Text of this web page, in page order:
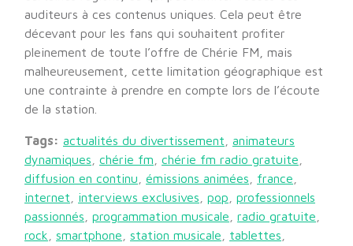
auditeurs à ces contenus uniques. Cela peut être
décevant pour les fans qui souhaitent profiter
pleinement de toute l’offre de Chérie FM, mais
malheureusement, cette limitation géographique est
une contrainte à prendre en compte lors de l’écoute
de la station.
Tags: actualités du divertissement
animateurs
dynamiques
chérie fm chérie fm radio gratuite
diffusion en continu
émissions animées france
internet
interviews exclusives pop
professionnels
passionnés
programmation musicale radio gratuite
rock
smartphone station musicale tablettes